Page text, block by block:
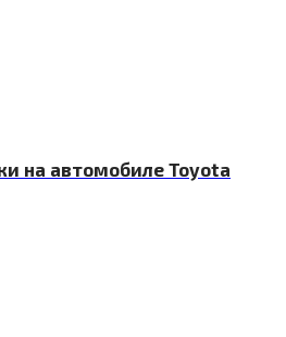
на автомобиле Toyota